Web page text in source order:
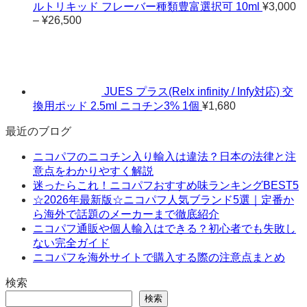
ルトリキッド フレーバー種類豊富選択可 10ml ¥3,000
– ¥26,500価
¥26,500JUES プラス(Relx infinity / Infy対応) 交
換用ポッド 2.5ml ニコチン3% 1個 ¥1,680
最近のブログ
ニコパフのニコチン入り輸入は違法？日本の法律と注
意点をわかりやすく解説
迷ったらこれ！ニコパフおすすめ味ランキングBEST5
☆2026年最新版☆ニコパフ人気ブランド5選｜定番か
ら海外で話題のメーカーまで徹底紹介
ニコパフ通販や個人輸入はできる？初心者でも失敗し
ない完全ガイド
ニコパフを海外サイトで購入する際の注意点まとめ
検索
検索